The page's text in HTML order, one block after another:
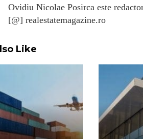
Ovidiu Nicolae Posirca este
[@] realestatemagazine.ro
Like